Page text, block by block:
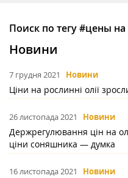
Поиск по тегу #цены
Новини
7 грудня 2021 Новини
Ціни на рослинні олії
26 листопада 2021 Новини
Держрегулювання цін на
ціни соняшника — думка
16 листопада 2021 Новини